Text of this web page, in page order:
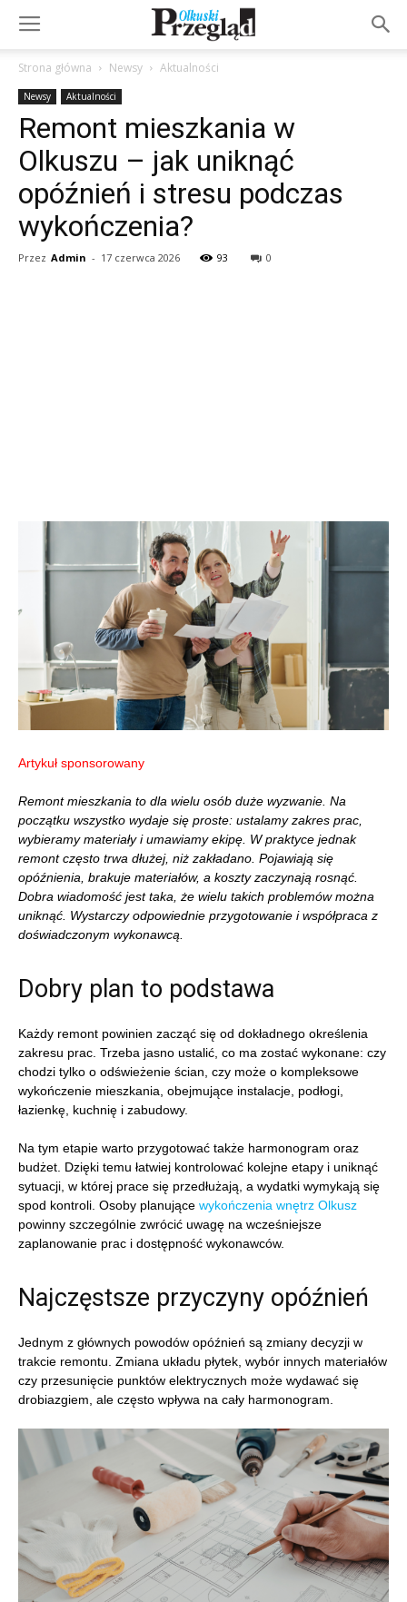
Strona główna Newsy Aktualności
Newsy Aktualności
Remont mieszkania w
Olkuszu – jak uniknąć
opóźnień i stresu podczas
wykończenia?
Przez Admin - 17 czerwca 2026 93 0
Artykuł sponsorowany
Remont mieszkania to dla wielu osób duże wyzwanie. Na
początku wszystko wydaje się proste: ustalamy zakres prac,
wybieramy materiały i umawiamy ekipę. W praktyce jednak
remont często trwa dłużej, niż zakładano. Pojawiają się
opóźnienia, brakuje materiałów, a koszty zaczynają rosnąć.
Dobra wiadomość jest taka, że wielu takich problemów można
uniknąć. Wystarczy odpowiednie przygotowanie i współpraca z
doświadczonym wykonawcą.
Dobry plan to podstawa
Każdy remont powinien zacząć się od dokładnego określenia
zakresu prac. Trzeba jasno ustalić, co ma zostać wykonane: czy
chodzi tylko o odświeżenie ścian, czy może o kompleksowe
wykończenie mieszkania, obejmujące instalacje, podłogi,
łazienkę, kuchnię i zabudowy.
Na tym etapie warto przygotować także harmonogram oraz
budżet. Dzięki temu łatwiej kontrolować kolejne etapy i uniknąć
sytuacji, w której prace się przedłużają, a wydatki wymykają się
spod kontroli. Osoby planujące wykończenia wnętrz Olkusz
powinny szczególnie zwrócić uwagę na wcześniejsze
zaplanowanie prac i dostępność wykonawców.
Najczęstsze przyczyny opóźnień
Jednym z głównych powodów opóźnień są zmiany decyzji w
trakcie remontu. Zmiana układu płytek, wybór innych materiałów
czy przesunięcie punktów elektrycznych może wydawać się
drobiazgiem, ale często wpływa na cały harmonogram.